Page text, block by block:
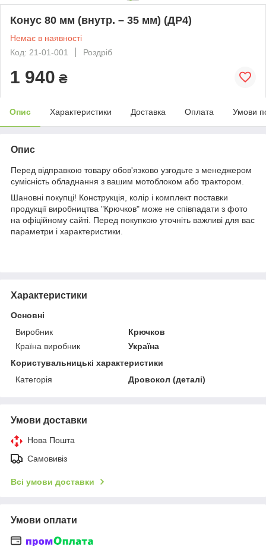
Конус 80 мм (внутр. – 35 мм) (ДР4)
Немає в наявності
Код: 21-01-001
Роздріб
1 940 ₴
Опис Характеристики Доставка Оплата Умови
Опис
Перед відправкою товару обов'язково узгодьте з менеджером
сумісність обладнання з вашим мотоблоком або трактором.
Шановні покупці! Конструкція, колір і комплект поставки
продукції виробництва "Крючков" може не співпадати з фото
на офіційному сайті. Перед покупкою уточніть важливі для вас
параметри і характеристики.
Характеристики
Основні
Виробник
Крючков
Країна виробник
Україна
Користувальницькі характеристики
Категорія
Дровокол (деталі)
Умови доставки
Нова Пошта
Самовивіз
Всі умови доставки
Умови оплати